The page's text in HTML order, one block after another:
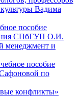
Вадима
пособие
по